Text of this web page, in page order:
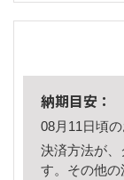
納期目安：
08月11日頃の
決済方法が、
す。その他